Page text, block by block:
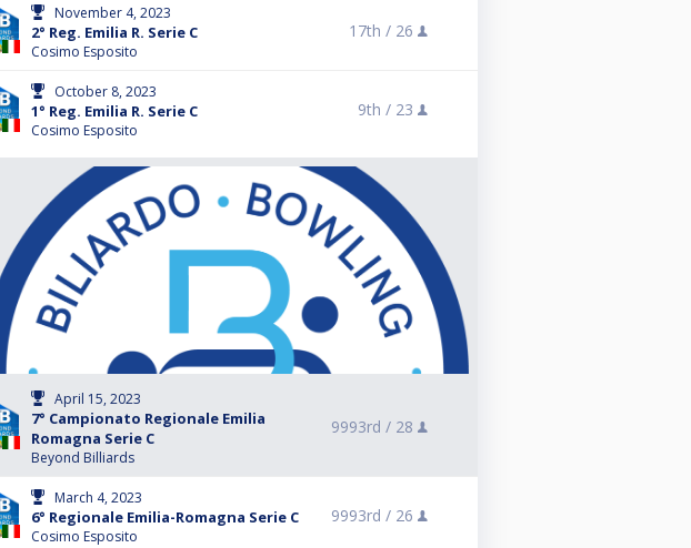
November 4, 2023
2° Reg. Emilia R. Serie C
Cosimo Esposito
17th / 26
October 8, 2023
1° Reg. Emilia R. Serie C
Cosimo Esposito
9th / 23
April 15, 2023
7° Campionato Regionale Emilia
Romagna Serie C
Beyond Billiards
9993rd / 28
March 4, 2023
6° Regionale Emilia-Romagna Serie C
Cosimo Esposito
9993rd / 26